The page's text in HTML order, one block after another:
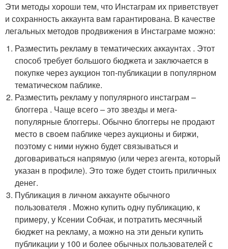
Эти методы хороши тем, что Инстаграм их приветствует
и сохранность аккаунта вам гарантирована. В качестве
легальных методов продвижения в Инстаграме можно:
Разместить рекламу в тематических аккаунтах . Этот
способ требует большого бюджета и заключается в
покупке через аукцион топ-публикации в популярном
тематическом паблике.
Разместить рекламу у популярного инстаграм –
блоггера . Чаще всего – это звезды и мега-
популярные блоггеры. Обычно блоггеры не продают
место в своем паблике через аукционы и биржи,
поэтому с ними нужно будет связываться и
договариваться напрямую (или через агента, который
указан в профиле). Это тоже будет стоить приличных
денег.
Публикация в личном аккаунте обычного
пользователя . Можно купить одну публикацию, к
примеру, у Ксении Собчак, и потратить месячный
бюджет на рекламу, а можно на эти деньги купить
публикации у 100 и более обычных пользователей с